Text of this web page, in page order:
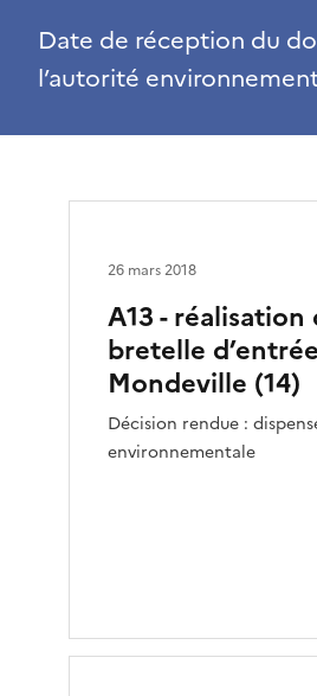
Date de réception du
l’autorité
A13 - réalisation
bretelle
Mondeville (14)
Décision rendue :
environnementale
26 mars 2018